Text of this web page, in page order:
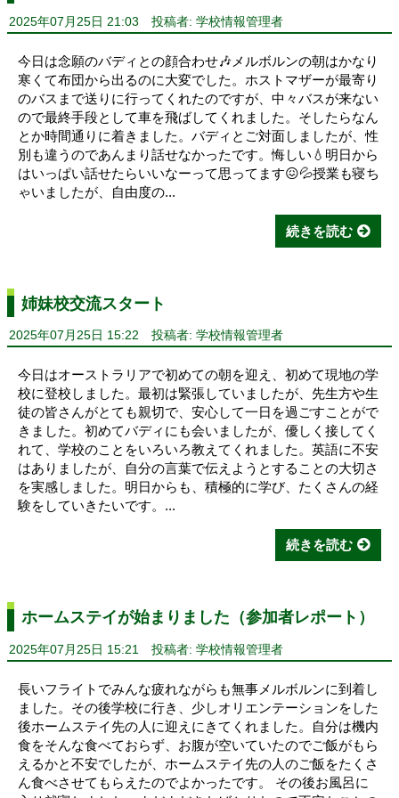
2025年07月25日 21:03 投稿者: 学校情報管理者
今日は念願のバディとの顔合わせ🎶メルボルンの朝はかなり
寒くて布団から出るのに大変でした。ホストマザーが最寄り
のバスまで送りに行ってくれたのですが、中々バスが来ない
ので最終手段として車を飛ばしてくれました。そしたらなん
とか時間通りに着きました。バディとご対面しましたが、性
別も違うのであんまり話せなかったです。悔しい💧明日から
はいっぱい話せたらいいなーって思ってます😖💦授業も寝ち
ゃいましたが、自由度の...
続きを読む
姉妹校交流スタート
2025年07月25日 15:22 投稿者: 学校情報管理者
今日はオーストラリアで初めての朝を迎え、初めて現地の学
校に登校しました。最初は緊張していましたが、先生方や生
徒の皆さんがとても親切で、安心して一日を過ごすことがで
きました。初めてバディにも会いましたが、優しく接してく
れて、学校のことをいろいろ教えてくれました。英語に不安
はありましたが、自分の言葉で伝えようとすることの大切さ
を実感しました。明日からも、積極的に学び、たくさんの経
験をしていきたいです。...
続きを読む
ホームステイが始まりました（参加者レポート）
2025年07月25日 15:21 投稿者: 学校情報管理者
長いフライトでみんな疲れながらも無事メルボルンに到着し
ました。その後学校に行き、少しオリエンテーションをした
後ホームステイ先の人に迎えにきてくれました。自分は機内
食をそんな食べておらず、お腹が空いていたのでご飯がもら
えるかと不安でしたが、ホームステイ先の人のご飯をたくさ
ん食べさせてもらえたのでよかったです。 その後お風呂に